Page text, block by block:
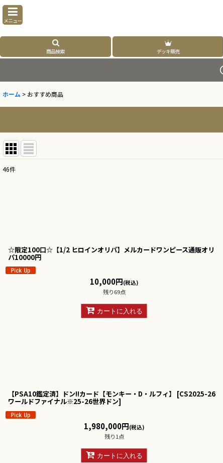
メニュー
商品検索 デッキ販売
ホーム > おすすめ商品
46件
☆限定100口☆【1/2 ヒロインオリパ】メルカードワンピース通販オリ
パ10000円
10,000円(税込)
残り69点
カートに入れる
【PSA10鑑定済】ドン!!カード【モンキー・D・ルフィ】 [CS2025-26
ワールドファイナル※25-26世界ドン]
1,980,000円(税込)
残り1点
カートに入れる